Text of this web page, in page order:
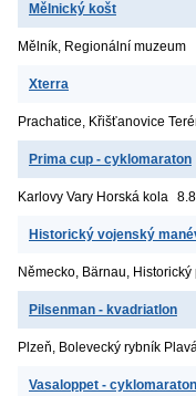
Mělnický košt
Mělník, Regionální muzeum
Xterra
Prachatice, Křišťanovice
Prima cup - cyklomaraton
Karlovy Vary Horská kola
Historický vojenský
Německo, Bärnau, Historický
Pilsenman - kvadriatlon
Plzeň, Bolevecký rybník
Vasaloppet - cyklomaraton